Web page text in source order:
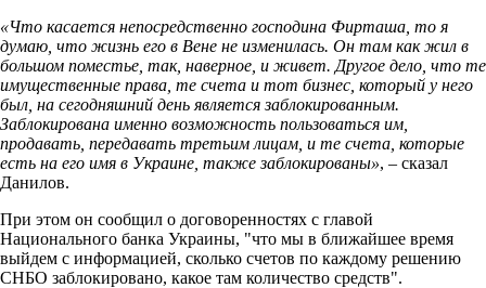
«Что касается непосредственно господина Фирташа, то я
думаю, что жизнь его в Вене не изменилась. Он там как жил в
большом поместье, так, наверное, и живет. Другое дело, что те
имущественные права, те счета и тот бизнес, который у него
был, на сегодняшний день является заблокированным.
Заблокирована именно возможность пользоваться им,
продавать, передавать третьим лицам, и те счета, которые
есть на его имя в Украине, также заблокированы», – сказал
Данилов.
При этом он сообщил о договоренностях с главой
Национального банка Украины, "что мы в ближайшее время
выйдем с информацией, сколько счетов по каждому решению
СНБО заблокировано, какое там количество средств".